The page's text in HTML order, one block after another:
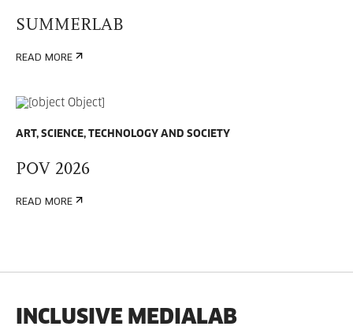
SUMMERLAB
READ MORE
ART, SCIENCE, TECHNOLOGY AND SOCIETY
POV 2026
READ MORE
INCLUSIVE MEDIALAB